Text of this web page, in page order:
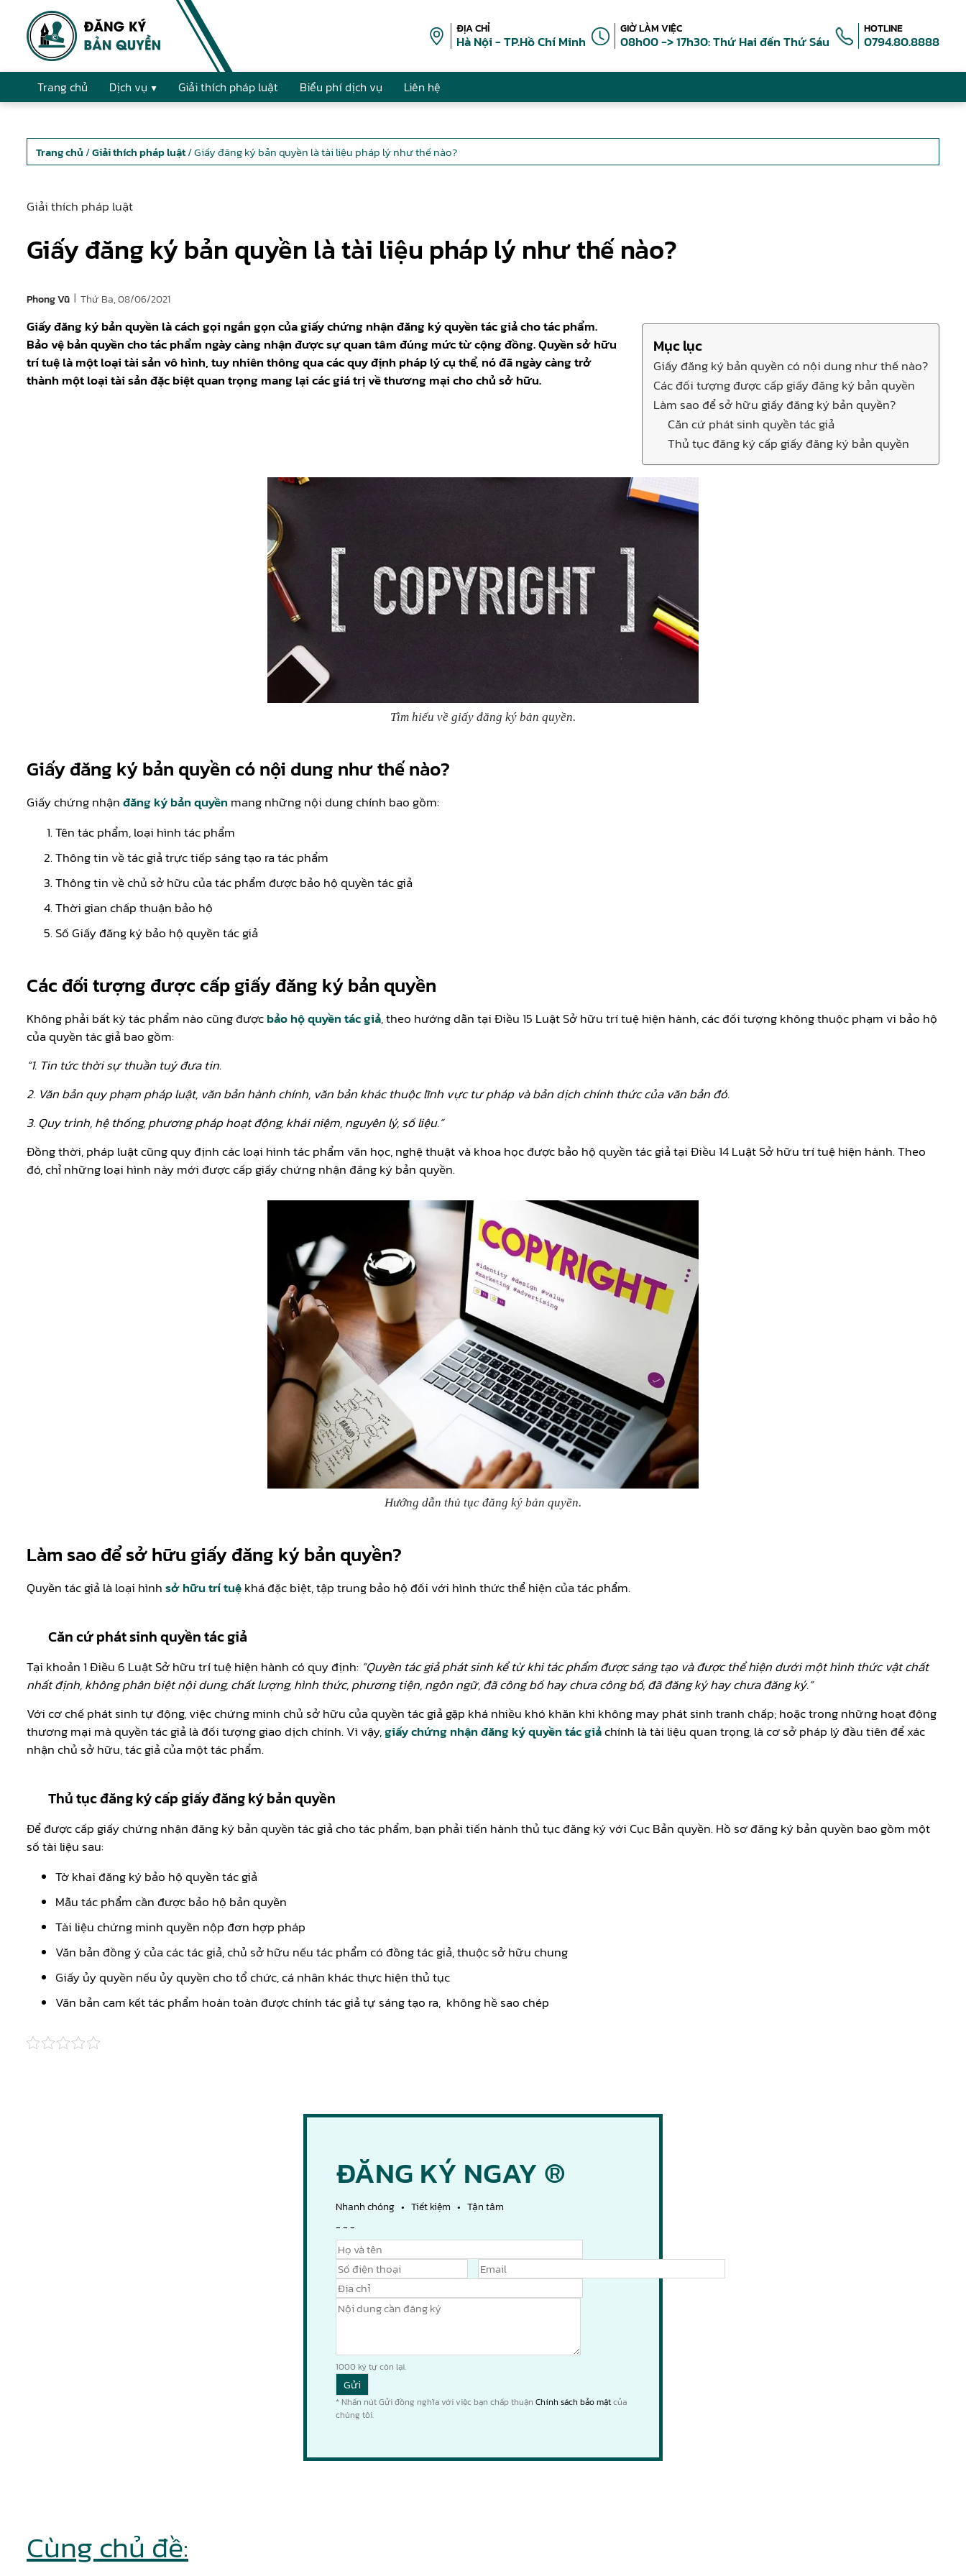
ĐỊA CHỈ
Hà Nội - TP.Hồ Chí Minh
GIỜ LÀM VIỆC
08h00 -> 17h30: Thứ Hai đến Thứ Sáu
HOTLINE
0794.80.8888
Trang chủ Dịch vụ Giải thích pháp luật Biểu phí dịch vụ Liên hệ
Trang chủ /Giải thích pháp luật/ Giấy đăng ký bản quyền là tài liệu pháp lý như thế nào?
Giải thích pháp luật
Giấy đăng ký bản quyền là tài liệu pháp lý như thế nào?
Phong Vũ | Thứ Ba, 08/06/2021
Mục lục
Giấy đăng ký bản quyền có nội dung như thế nào?
Các đối tượng được cấp giấy đăng ký bản quyền
Làm sao để sở hữu giấy đăng ký bản quyền?
Căn cứ phát sinh quyền tác giả
Thủ tục đăng ký cấp giấy đăng ký bản quyền
Giấy đăng ký bản quyền là cách gọi ngắn gọn của giấy chứng nhận đăng ký quyền tác giả cho tác phẩm.
Bảo vệ bản quyền cho tác phẩm ngày càng nhận được sự quan tâm đúng mức từ cộng đồng. Quyền sở hữu
trí tuệ là một loại tài sản vô hình, tuy nhiên thông qua các quy định pháp lý cụ thể, nó đã ngày càng trở
thành một loại tài sản đặc biệt quan trọng mang lại các giá trị về thương mại cho chủ sở hữu.
Tìm hiểu về giấy đăng ký bản quyền.
Giấy đăng ký bản quyền có nội dung như thế nào?
Giấy chứng nhậnđăng ký bản quyền mang những nội dung chính bao gồm:
Tên tác phẩm, loại hình tác phẩm
Thông tin về tác giả trực tiếp sáng tạo ra tác phẩm
Thông tin về chủ sở hữu của tác phẩm được bảo hộ quyền tác giả
Thời gian chấp thuận bảo hộ
Số Giấy đăng ký bảo hộ quyền tác giả
Các đối tượng được cấp giấy đăng ký bản quyền
Không phải bất kỳ tác phẩm nào cũng đượcbảo hộ quyền tác giả, theo hướng dẫn tại Điều 15 Luật Sở hữu trí tuệ hiện hành, các đối tượng không thuộc phạm vi bảo hộ
của quyền tác giả bao gồm:
“1. Tin tức thời sự thuần tuý đưa tin.
2. Văn bản quy phạm pháp luật, văn bản hành chính, văn bản khác thuộc lĩnh vực tư pháp và bản dịch chính thức của văn bản đó.
3. Quy trình, hệ thống, phương pháp hoạt động, khái niệm, nguyên lý, số liệu.”
Đồng thời, pháp luật cũng quy định các loại hình tác phẩm văn học, nghệ thuật và khoa học được bảo hộ quyền tác giả tại Điều 14 Luật Sở hữu trí tuệ hiện hành. Theo
đó, chỉ những loại hình này mới được cấp giấy chứng nhận đăng ký bản quyền.
Hướng dẫn thủ tục đăng ký bản quyền.
Làm sao để sở hữu giấy đăng ký bản quyền?
Quyền tác giả là loại hìnhsở hữu trí tuệkhá đặc biệt, tập trung bảo hộ đối với hình thức thể hiện của tác phẩm.
Căn cứ phát sinh quyền tác giả
Tại khoản 1 Điều 6 Luật Sở hữu trí tuệ hiện hành có quy định: “Quyền tác giả phát sinh kể từ khi tác phẩm được sáng tạo và được thể hiện d­ưới một hình thức vật chất
nhất định, không phân biệt nội dung, chất lượng, hình thức, phương tiện, ngôn ngữ, đã công bố hay ch­ưa công bố, đã đăng ký hay ch­ưa đăng ký.”
Với cơ chế phát sinh tự động, việc chứng minh chủ sở hữu của quyền tác giả gặp khá nhiều khó khăn khi không may phát sinh tranh chấp; hoặc trong những hoạt động
thương mại mà quyền tác giả là đối tượng giao dịch chính. Vì vậy,giấy chứng nhận đăng ký quyền tác giảchính là tài liệu quan trọng, là cơ sở pháp lý đầu tiên để xác
nhận chủ sở hữu, tác giả của một tác phẩm.
Thủ tục đăng ký cấp giấy đăng ký bản quyền
Để được cấp giấy chứng nhận đăng ký bản quyền tác giả cho tác phẩm, bạn phải tiến hành thủ tục đăng ký với Cục Bản quyền. Hồ sơ đăng ký bản quyền bao gồm một
số tài liệu sau:
Tờ khai đăng ký bảo hộ quyền tác giả
Mẫu tác phẩm cần được bảo hộ bản quyền
Tài liệu chứng minh quyền nộp đơn hợp pháp
Văn bản đồng ý của các tác giả, chủ sở hữu nếu tác phẩm có đồng tác giả, thuộc sở hữu chung
Giấy ủy quyền nếu ủy quyền cho tổ chức, cá nhân khác thực hiện thủ tục
Văn bản cam kết tác phẩm hoàn toàn được chính tác giả tự sáng tạo ra, không hề sao chép
ĐĂNG KÝ NGAY ®
Nhanh chóng • Tiết kiệm • Tận tâm
- - -
1000 ký tự còn lại.
* Nhấn nút Gửi đồng nghĩa với việc bạn chấp thuận Chính sách bảo mậtcủa
chúng tôi.
Cùng chủ đề: